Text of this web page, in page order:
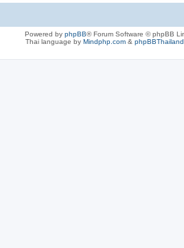
Powered by phpBB® Forum Software © phpBB
Thai language by Mindphp.com&